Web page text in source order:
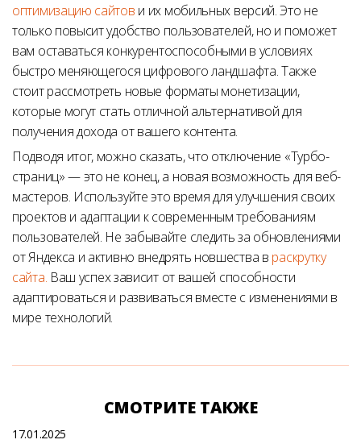
оптимизацию сайтов и их мобильных версий. Это не
только повысит удобство пользователей, но и поможет
вам оставаться конкурентоспособными в условиях
быстро меняющегося цифрового ландшафта. Также
стоит рассмотреть новые форматы монетизации,
которые могут стать отличной альтернативой для
получения дохода от вашего контента.
Подводя итог, можно сказать, что отключение «Турбо-
страниц» — это не конец, а новая возможность для веб-
мастеров. Используйте это время для улучшения своих
проектов и адаптации к современным требованиям
пользователей. Не забывайте следить за обновлениями
от Яндекса и активно внедрять новшества в раскрутку
сайта. Ваш успех зависит от вашей способности
адаптироваться и развиваться вместе с изменениями в
мире технологий.
СМОТРИТЕ ТАКЖЕ
17.01.2025